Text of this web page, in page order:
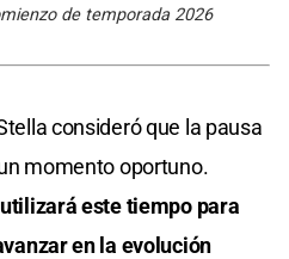
de temporada 2026
consideró que la pausa
momento oportuno.
este tiempo para
en la evolución